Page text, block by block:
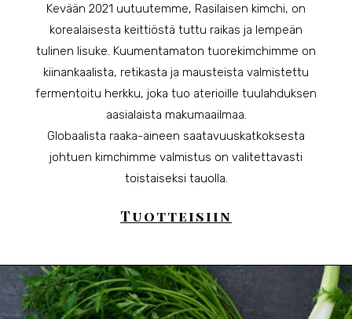
Kevään 2021 uutuutemme, Rasilaisen kimchi, on
korealaisesta keittiöstä tuttu raikas ja lempeän
tulinen lisuke. Kuumentamaton tuorekimchimme on
kiinankaalista, retikasta ja mausteista valmistettu
fermentoitu herkku, joka tuo aterioille tuulahduksen
aasialaista makumaailmaa.
Globaalista raaka-aineen saatavuuskatkoksesta
johtuen kimchimme valmistus on valitettavasti
toistaiseksi tauolla.
Tuotteisiin